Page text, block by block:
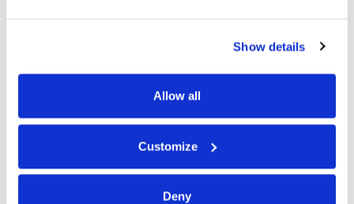
Show details
Allow all
Customize
Deny